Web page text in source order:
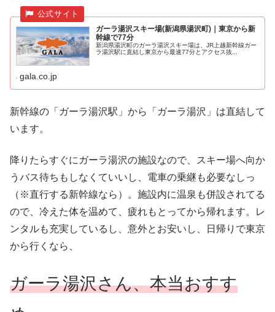
ガーラ湯沢スキー場(新潟県湯沢町)｜東京から新
幹線で77分
新潟県湯沢町のガーラ湯沢スキー場は、JR上越新幹線ガー
ラ湯沢駅に直結し東京から最速77分とアクセス抜...
gala.co.jp
新幹線の「ガーラ湯沢駅」から「ガーラ湯沢」は直結して
います。
降りたらすぐにガーラ湯沢の施設なので、スキー場へ向か
うバス待ちもしなくていいし、電車の乗継も必要なしっ
（※直行する新幹線なら）。施設内に温泉も併設されてる
ので、冷えた体を温めて、疲れもとってから帰れます。レ
ンタルも充実しているし、意外とお安いし、日帰りで東京
から行くなら、
ガーラ湯沢さん、本当おすす